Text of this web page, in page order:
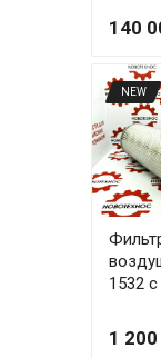
140
NEW
1532 с
1